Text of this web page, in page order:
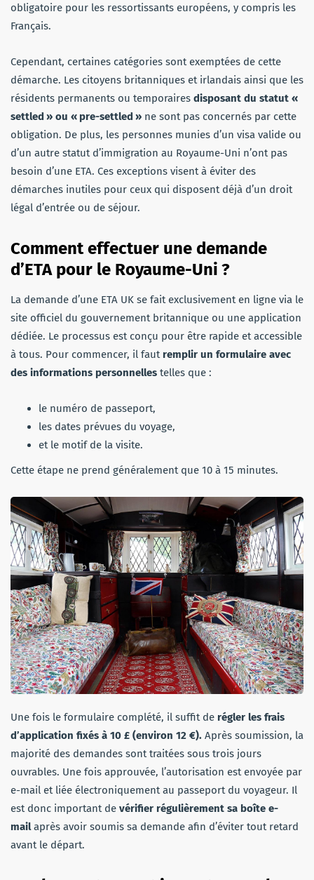
obligatoire pour les ressortissants européens, y compris les
Français.
Cependant, certaines catégories sont exemptées de cette
démarche. Les citoyens britanniques et irlandais ainsi que les
résidents permanents ou temporaires disposant du statut «
settled » ou « pre-settled » ne sont pas concernés par cette
obligation. De plus, les personnes munies d’un visa valide ou
d’un autre statut d’immigration au Royaume-Uni n’ont pas
besoin d’une ETA. Ces exceptions visent à éviter des
démarches inutiles pour ceux qui disposent déjà d’un droit
légal d’entrée ou de séjour.
Comment effectuer une demande
d’ETA pour le Royaume-Uni ?
La demande d’une ETA UK se fait exclusivement en ligne via le
site officiel du gouvernement britannique ou une application
dédiée. Le processus est conçu pour être rapide et accessible
à tous. Pour commencer, il faut remplir un formulaire avec
des informations personnelles telles que :
le numéro de passeport,
les dates prévues du voyage,
et le motif de la visite.
Cette étape ne prend généralement que 10 à 15 minutes.
Une fois le formulaire complété, il suffit de régler les frais
d’application fixés à 10 £ (environ 12 €). Après soumission, la
majorité des demandes sont traitées sous trois jours
ouvrables. Une fois approuvée, l’autorisation est envoyée par
e-mail et liée électroniquement au passeport du voyageur. Il
est donc important de vérifier régulièrement sa boîte e-
mailaprès avoir soumis sa demande afin d’éviter tout retard
avant le départ.